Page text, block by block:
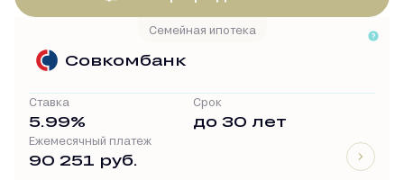
Семейная ипотека
Совкомбанк
Ставка
5.99%
Срок
до 30 лет
Ежемесячный платеж
90 251 руб.